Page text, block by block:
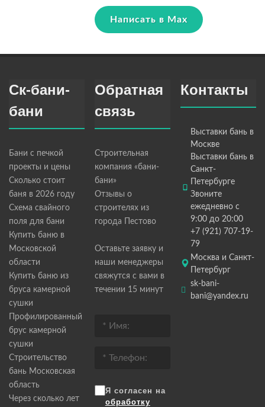
Написать в Max
Ск-бани-
бани
Бани с печкой
проекты и цены
Сколько стоит
баня в 2026 году
Схема свайного
поля для бани
Купить баню в
Московской
области
Купить баню из
бруса камерной
сушки
Профилированный
брус камерной
сушки
Строительство
бань Московская
область
Через сколько лет
Обратная
связь
Строительная
компания «бани-
бани»
Отзывы о
строителях из
города Пестово
Оставьте заявку и
наши менеджеры
свяжутся с вами в
течении 15 минут
Я согласен на
обработку
Контакты
Выставки бань в
Москве
Выставки бань в
Санкт-
Петербурге
Звоните
ежедневно с
9:00 до 20:00
+7 (921) 707-19-
79
Москва и Санкт-
Петербург
sk-bani-
bani@yandex.ru